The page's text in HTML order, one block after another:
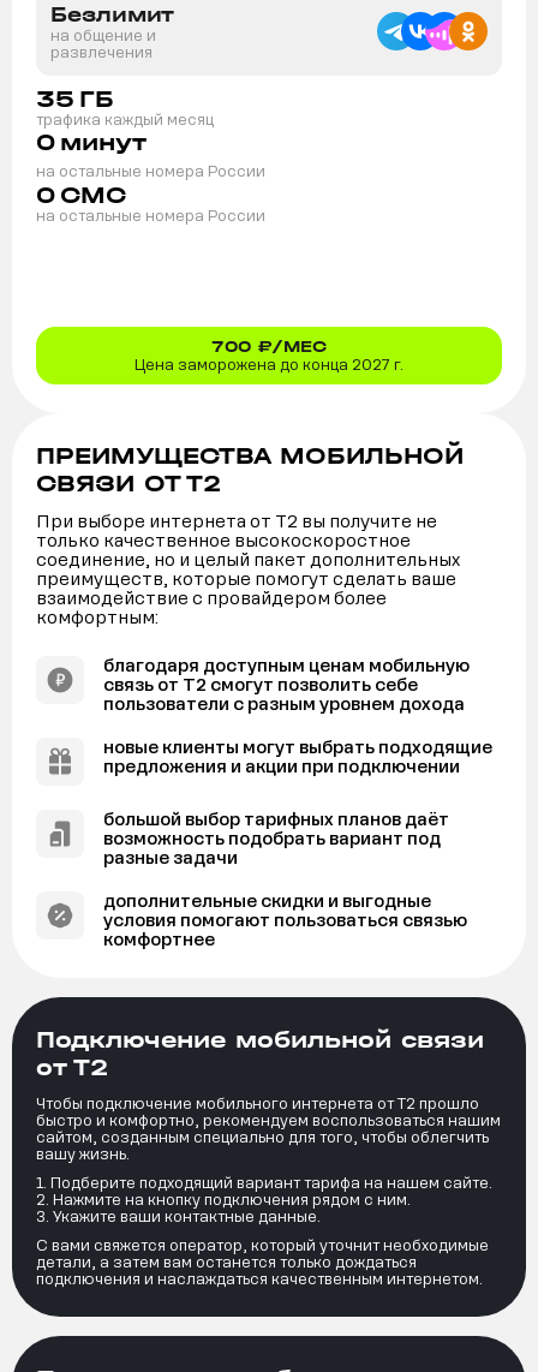
Безлимит
на общение и
развлечения
35 ГБ
трафика каждый месяц
0 минут
на остальные номера России
0 СМС
на остальные номера России
700 ₽/МЕС
Цена заморожена до конца 2027 г.
Подключение мобильной связи
от Т2
Чтобы подключение мобильного интернета от Т2 прошло
быстро и комфортно, рекомендуем воспользоваться нашим
сайтом, созданным специально для того, чтобы облегчить
вашу жизнь.
Подберите подходящий вариант тарифа на нашем сайте.
Нажмите на кнопку подключения рядом с ним.
Укажите ваши контактные данные.
С вами свяжется оператор, который уточнит необходимые
детали, а затем вам останется только дождаться
подключения и наслаждаться качественным интернетом.
ПРЕИМУЩЕСТВА МОБИЛЬНОЙ
СВЯЗИ ОТ Т2
При выборе интернета от Т2 вы получите не
только качественное высокоскоростное
соединение, но и целый пакет дополнительных
преимуществ, которые помогут сделать ваше
взаимодействие с провайдером более
комфортным:
благодаря доступным ценам мобильную
связь от Т2 смогут позволить себе
пользователи с разным уровнем дохода
новые клиенты могут выбрать подходящие
предложения и акции при подключении
большой выбор тарифных планов даёт
возможность подобрать вариант под
разные задачи
дополнительные скидки и выгодные
условия помогают пользоваться связью
комфортнее